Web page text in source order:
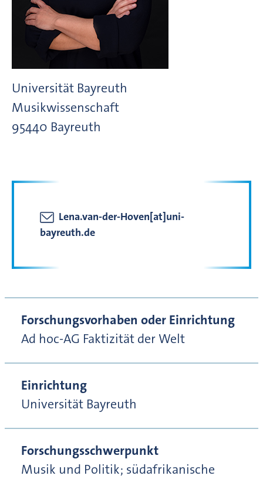
Universität Bayreuth
Musikwissenschaft
95440 Bayreuth
Lena.van-der-Hoven[at]uni-
bayreuth.de
Forschungsvorhaben oder Einrichtung
Ad hoc-AG Faktizität der Welt
Einrichtung
Universität Bayreuth
Forschungsschwerpunkt
Musik und Politik; südafrikanische